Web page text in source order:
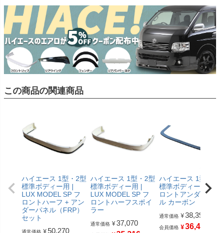
この商品の関連商品
ハイエース 1型・2型
標準ボディー用 |
LUX MODEL SP フ
ロントハーフ + アン
ダーパネル（FRP）
セット
通常価格 ¥50,270
ハイエース 1型・2型
標準ボディー用 |
LUX MODEL SP フ
ロントハーフスポイ
ラー
通常価格 ¥37,070
ハイエース 1型・2
標準ボディー用 | フ
ロントアンダーパ
ル カーボン
通常価格 ¥38,390
会員価格 ¥36,470